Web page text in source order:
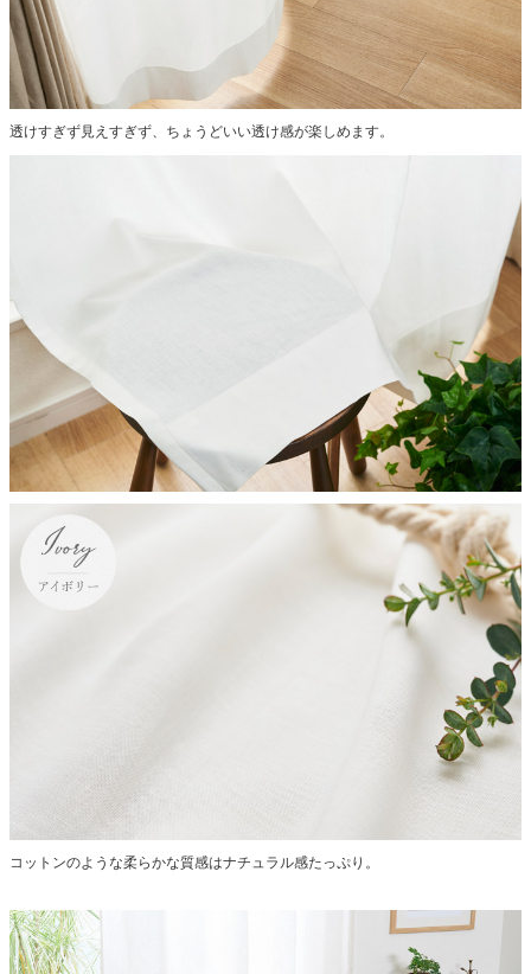
透けすぎず見えすぎず、ちょうどいい透け感が楽しめます。
コットンのような柔らかな質感はナチュラル感たっぷり。